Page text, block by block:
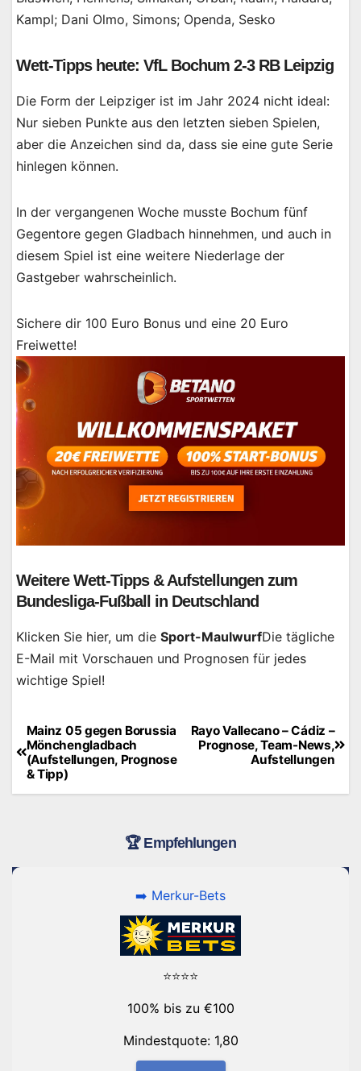
Kampl; Dani Olmo, Simons; Openda, Sesko
Wett-Tipps heute: VfL Bochum 2-3 RB Leipzig
Die Form der Leipziger ist im Jahr 2024 nicht ideal:
Nur sieben Punkte aus den letzten sieben Spielen,
aber die Anzeichen sind da, dass sie eine gute Serie
hinlegen können.
In der vergangenen Woche musste Bochum fünf
Gegentore gegen Gladbach hinnehmen, und auch in
diesem Spiel ist eine weitere Niederlage der
Gastgeber wahrscheinlich.
Sichere dir 100 Euro Bonus und eine 20 Euro
Freiwette!
Weitere Wett-Tipps & Aufstellungen zum
Bundesliga-Fußball in Deutschland
Klicken Sie hier, um die Sport-MaulwurfDie tägliche
E-Mail mit Vorschauen und Prognosen für jedes
wichtige Spiel!
Beitragsnavigation
Rayo Vallecano – Cádiz –
Prognose, Team-News,
Aufstellungen
Mainz 05 gegen Borussia
Mönchengladbach
(Aufstellungen, Prognose
& Tipp)
🏆 Empfehlungen
➡️ Merkur-Bets
⭐⭐⭐⭐
100% bis zu €100
Mindestquote: 1,80